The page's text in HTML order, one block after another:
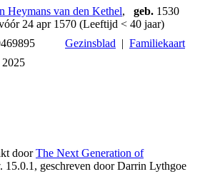
Heymans van den Kethel, geb. 1530
24 apr 1570 (Leeftijd < 40 jaar)
Gezinsblad | Familiekaart
2025
doorThe Next Generation of
15.0.1, geschreven door Darrin Lythgoe